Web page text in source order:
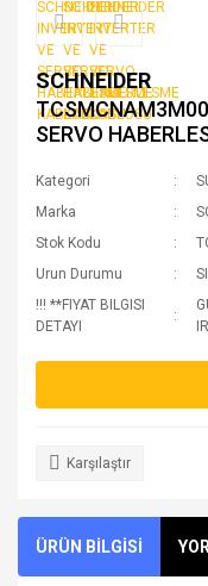
SCHNEIDER
SERVO
Kategori
Marka
Stok Kodu
Urun Durumu
!!! **FIYAT BILGISI
DETAYI
Karşılaştır
ÜRÜN BİLGİSİ